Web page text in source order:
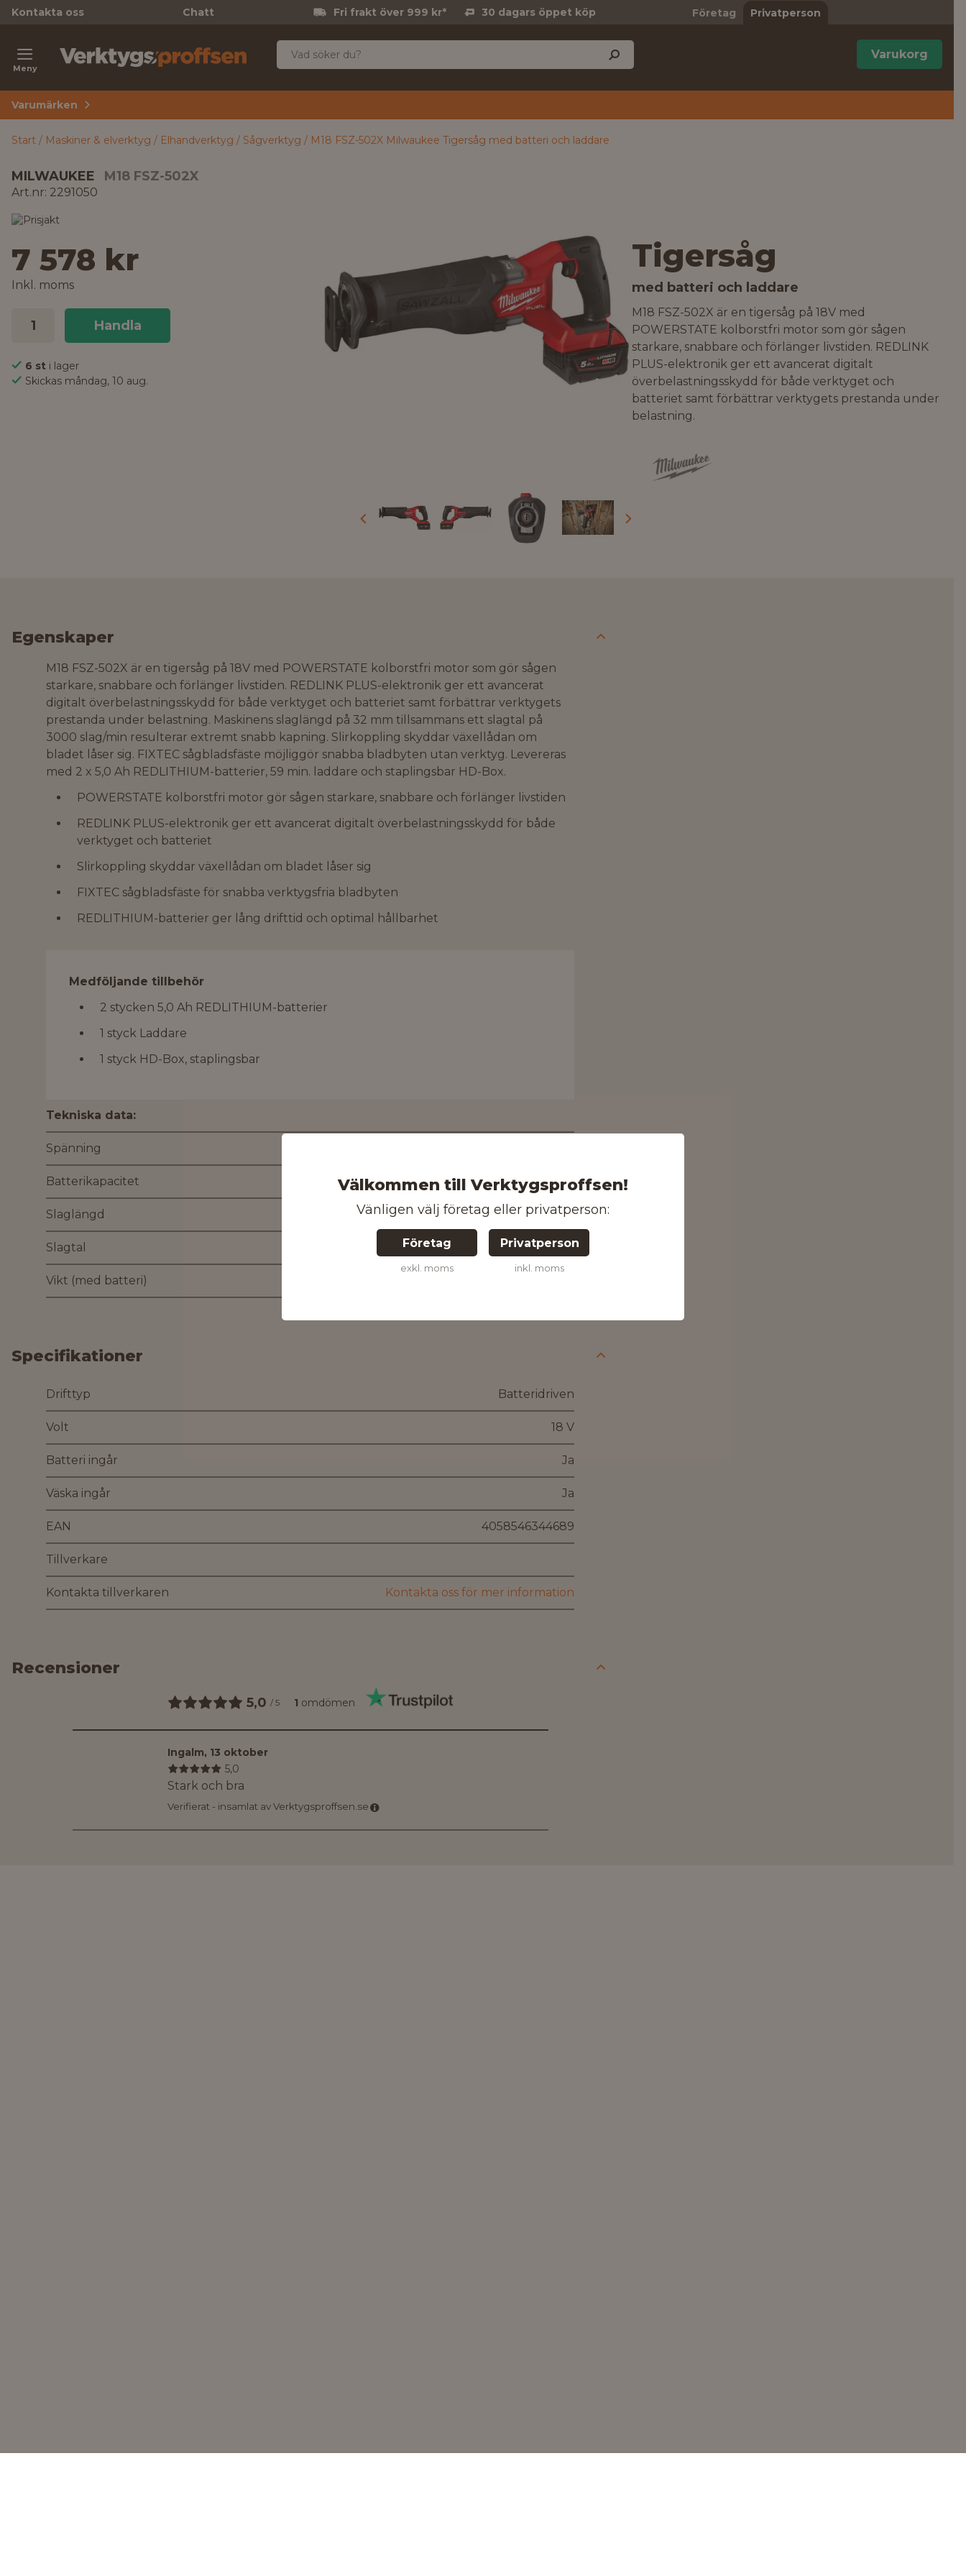
Välkommen till Verktygsproffsen!
Vänligen välj företag eller privatperson:
Företag
exkl. moms
Privatperson
inkl. moms
Kontakta oss Chatt Fri frakt över 999 kr* 30 dagars öppet köp Företag Privatperson
Meny
Varukorg
Varumärken
Start Maskiner & elverktyg Elhandverktyg Sågverktyg M18 FSZ-502X Milwaukee Tigersåg med batteri och laddare
MILWAUKEE M18 FSZ-502X
Art.nr: 2291050
7 578 kr
Inkl. moms
Handla
6 st i lager
Skickas måndag, 10 aug.
Tigersåg
med batteri och laddare
M18 FSZ-502X är en tigersåg på 18V med
POWERSTATE kolborstfri motor som gör sågen
starkare, snabbare och förlänger livstiden. REDLINK
PLUS-elektronik ger ett avancerat digitalt
överbelastningsskydd för både verktyget och
batteriet samt förbättrar verktygets prestanda under
belastning.
Egenskaper
M18 FSZ-502X är en tigersåg på 18V med POWERSTATE kolborstfri motor som gör sågen
starkare, snabbare och förlänger livstiden. REDLINK PLUS-elektronik ger ett avancerat
digitalt överbelastningsskydd för både verktyget och batteriet samt förbättrar verktygets
prestanda under belastning. Maskinens slaglängd på 32 mm tillsammans ett slagtal på
3000 slag/min resulterar extremt snabb kapning. Slirkoppling skyddar växellådan om
bladet låser sig. FIXTEC sågbladsfäste möjliggör snabba bladbyten utan verktyg. Levereras
med 2 x 5,0 Ah REDLITHIUM-batterier, 59 min. laddare och staplingsbar HD-Box.
POWERSTATE kolborstfri motor gör sågen starkare, snabbare och förlänger livstiden
REDLINK PLUS-elektronik ger ett avancerat digitalt överbelastningsskydd för både
verktyget och batteriet
Slirkoppling skyddar växellådan om bladet låser sig
FIXTEC sågbladsfäste för snabba verktygsfria bladbyten
REDLITHIUM-batterier ger lång drifttid och optimal hållbarhet
Medföljande tillbehör
2 stycken 5,0 Ah REDLITHIUM-batterier
1 styck Laddare
1 styck HD-Box, staplingsbar
Tekniska data:
Spänning
Batterikapacitet 5,0Ah
Slaglängd 32 mm
Slagtal 3200 /min
Vikt (med batteri)
Specifikationer
Drifttyp Batteridriven
Volt 18 V
Batteri ingår Ja
Väska ingår Ja
EAN 4058546344689
Tillverkare
Kontakta tillverkaren Kontakta oss för mer information
Recensioner
5,0 / 5 1 omdömen
Ingalm, 13 oktober
5,0
Stark och bra
Verifierat - insamlat av Verktygsproffsen.se